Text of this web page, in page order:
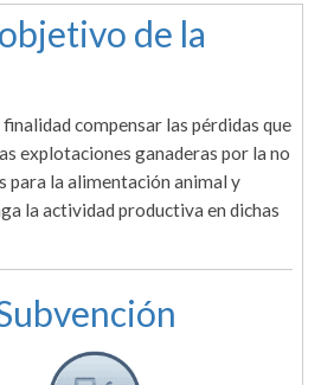
de la
compensar las pérdidas que
explotaciones ganaderas por la no
para la alimentación animal y
la actividad productiva en dichas